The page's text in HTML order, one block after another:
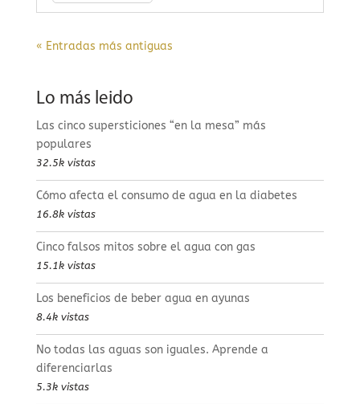
« Entradas más antiguas
Lo más leido
Las cinco supersticiones “en la mesa” más
populares
32.5k vistas
Cómo afecta el consumo de agua en la diabetes
16.8k vistas
Cinco falsos mitos sobre el agua con gas
15.1k vistas
Los beneficios de beber agua en ayunas
8.4k vistas
No todas las aguas son iguales. Aprende a
diferenciarlas
5.3k vistas